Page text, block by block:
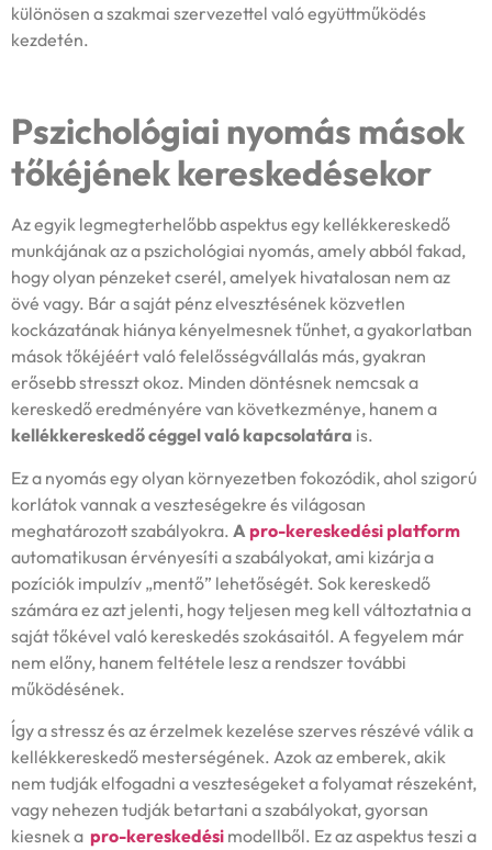
különösen a szakmai szervezettel való együttműködés
kezdetén.
Pszichológiai nyomás mások
tőkéjének kereskedésekor
Az egyik legmegterhelőbb aspektus egy kellékkereskedő
munkájának az a pszichológiai nyomás, amely abból fakad,
hogy olyan pénzeket cserél, amelyek hivatalosan nem az
övé vagy. Bár a saját pénz elvesztésének közvetlen
kockázatának hiánya kényelmesnek tűnhet, a gyakorlatban
mások tőkéjéért való felelősségvállalás más, gyakran
erősebb stresszt okoz. Minden döntésnek nemcsak a
kereskedő eredményére van következménye, hanem a
kellékkereskedő céggel való kapcsolatára is.
Ez a nyomás egy olyan környezetben fokozódik, ahol szigorú
korlátok vannak a veszteségekre és világosan
meghatározott szabályokra. A pro-kereskedési platform
automatikusan érvényesíti a szabályokat, ami kizárja a
pozíciók impulzív „mentő” lehetőségét. Sok kereskedő
számára ez azt jelenti, hogy teljesen meg kell változtatnia a
saját tőkével való kereskedés szokásaitól. A fegyelem már
nem előny, hanem feltétele lesz a rendszer további
működésének.
Így a stressz és az érzelmek kezelése szerves részévé válik a
kellékkereskedő mesterségének. Azok az emberek, akik
nem tudják elfogadni a veszteségeket a folyamat részeként,
vagy nehezen tudják betartani a szabályokat, gyorsan
kiesnek a pro-kereskedési modellből. Ez az aspektus teszi a